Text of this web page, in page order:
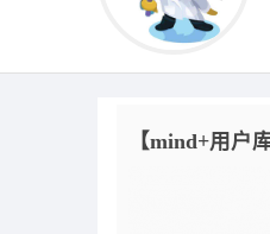
【mind+用户